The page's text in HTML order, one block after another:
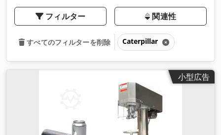
フィルター 関連性
すべてのフィルターを削除 Caterpillar
小型広告